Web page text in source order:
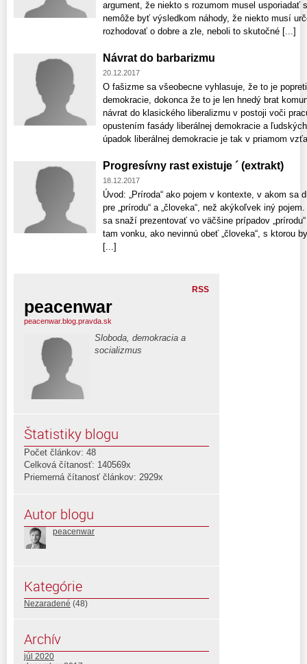
argument, že niekto s rozumom musel usporiadať
nemôže byť výsledkom náhody, že niekto musí
rozhodovať o dobre a zle, neboli to skutočné [...]
Návrat do barbarizmu
20.12.2017
O fašizme sa všeobecne vyhlasuje, že to je
demokracie, dokonca že to je len hnedý brat
návrat do klasického liberalizmu v postoji voči
opustením fasády liberálnej demokracie a
úpadok liberálnej demokracie je tak v priamom
Progresívny rast existuje ´ (extrakt)
18.12.2017
Úvod: „Príroda“ ako pojem v kontexte, v akom sa
pre „prírodu“ a „človeka“, než akýkoľvek iný
sa snaží prezentovať vo väčšine prípadov
tam vonku, ako nevinnú obeť „človeka“, s ktorou
[...]
RSS
peacenwar
peacenwar.blog.pravda.sk
Sloboda, demokracia a
socializmus
Štatistiky blogu
Počet článkov: 48
Celková čítanosť: 140569x
Priemerná čítanosť článkov: 2929x
Autor blogu
peacenwar
Kategórie
Nezaradené (48)
Archív
júl 2020